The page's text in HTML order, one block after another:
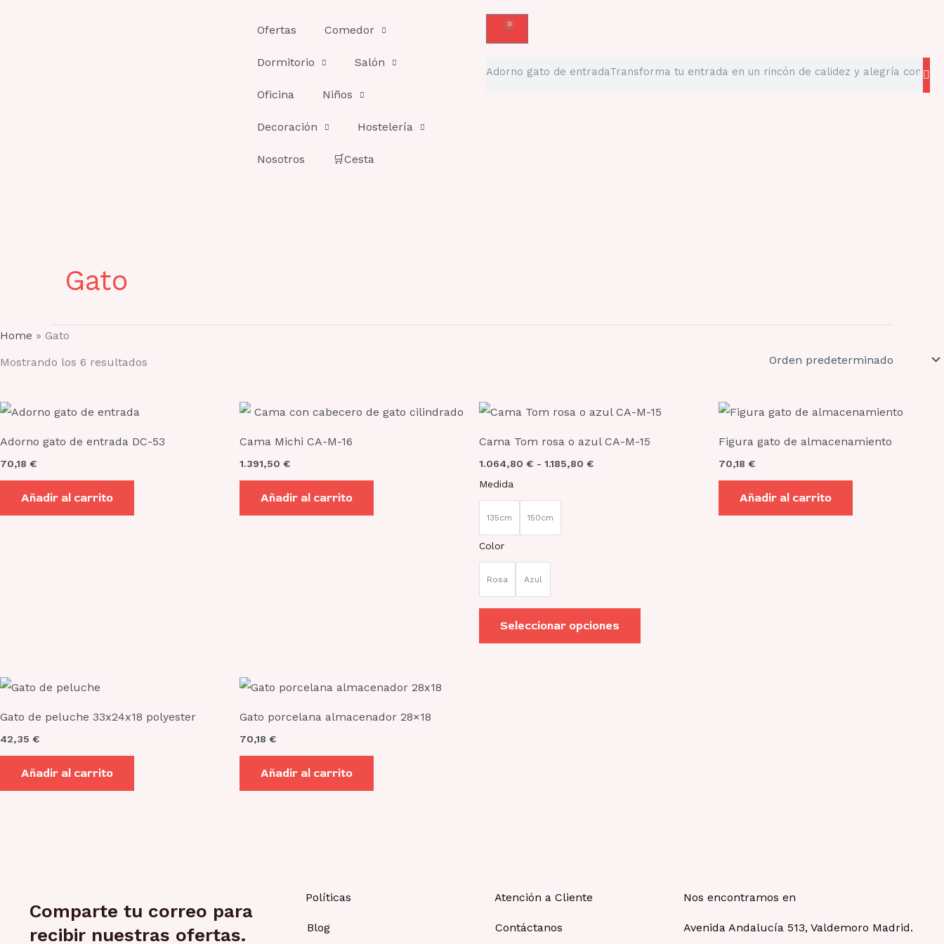
Ofertas Comedor
Dormitorio Salón
Oficina Niños
Decoración Hostelería
Nosotros 🛒Cesta
0
Carrito
Gato
Home » Gato
Mostrando los 6 resultados
Adorno gato de entrada DC-53
70,18 €
Añadir al carrito
Cama Michi CA-M-16
1.391,50 €
Añadir al carrito
Cama Tom rosa o azul CA-M-15
1.064,80 € - 1.185,80 €
Rango
desde
Medida
135cm 150cm
Color
Rosa Azul
Seleccionar opciones
Este
Figura gato de almacenamiento
70,18 €
Añadir al carrito
Gato de peluche 33x24x18 polyester
42,35 €
Añadir al carrito
Gato porcelana almacenador 28×18
70,18 €
Añadir al carrito
Comparte tu correo para
recibir nuestras ofertas.
Políticas
Blog
Atención a Cliente
Contáctanos
Nos encontramos en
Avenida Andalucía 513, Valdemoro Madrid.